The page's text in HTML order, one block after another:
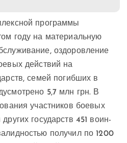
программы
году на материальную
оздоровление
действий на
семей погибших в
5,7 млн грн. В
участников боевых
государств 451 воин-
получил по 1200